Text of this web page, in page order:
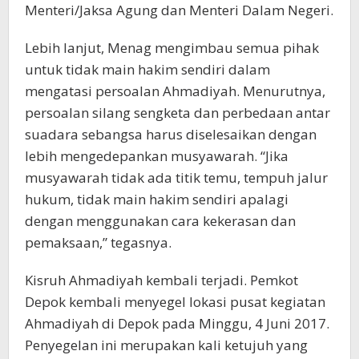
Menteri/Jaksa Agung dan Menteri Dalam Negeri.
Lebih lanjut, Menag mengimbau semua pihak
untuk tidak main hakim sendiri dalam
mengatasi persoalan Ahmadiyah. Menurutnya,
persoalan silang sengketa dan perbedaan antar
suadara sebangsa harus diselesaikan dengan
lebih mengedepankan musyawarah. “Jika
musyawarah tidak ada titik temu, tempuh jalur
hukum, tidak main hakim sendiri apalagi
dengan menggunakan cara kekerasan dan
pemaksaan,” tegasnya.
Kisruh Ahmadiyah kembali terjadi. Pemkot
Depok kembali menyegel lokasi pusat kegiatan
Ahmadiyah di Depok pada Minggu, 4 Juni 2017.
Penyegelan ini merupakan kali ketujuh yang